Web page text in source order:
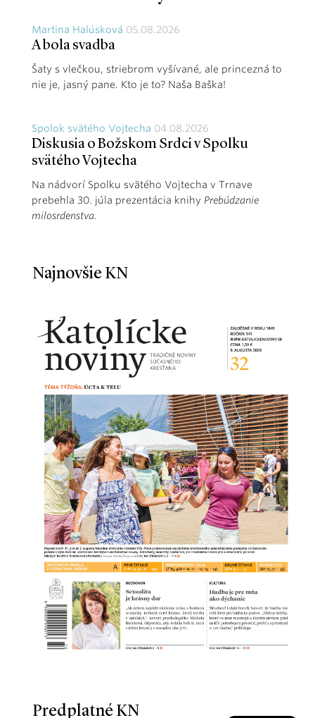
Martina Halúsková 05.08.2026
A bola svadba
Šaty s vlečkou, striebrom vyšívané, ale princezná to
nie je, jasný pane. Kto je to? Naša Baška!
Spolok svätého Vojtecha 04.08.2026
Diskusia o Božskom Srdci v Spolku
svätého Vojtecha
Na nádvorí Spolku svätého Vojtecha v Trnave
prebehla 30. júla prezentácia knihy Prebúdzanie
milosrdenstva.
Najnovšie KN
Predplatné KN